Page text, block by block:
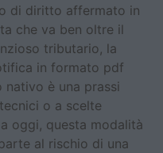
di diritto affermato in
che va ben oltre il
tributario, la
in formato pdf
è una prassi
o a scelte
oggi, questa modalità
al rischio di una